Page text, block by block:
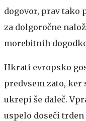
dogovor, prav tako
za dolgoročne
morebitnih
Hkrati evropsko
predvsem zato,
ukrepi še daleč.
uspelo doseči